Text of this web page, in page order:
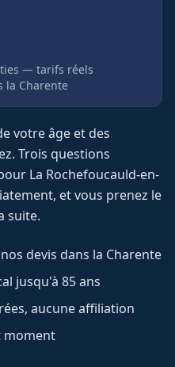
— tarifs réels
la Charente
votre âge et des
Trois questions
La Rochefoucauld-en-
et vous prenez le
suite.
devis dans la Charente
jusqu'à 85 ans
aucune affiliation
moment